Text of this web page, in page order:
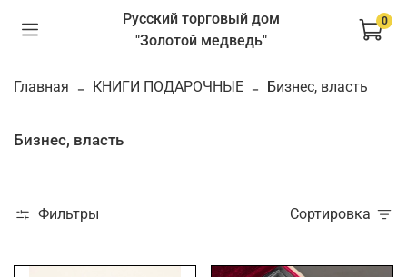
Русский торговый дом
"Золотой медведь"
0
Главная КНИГИ ПОДАРОЧНЫЕ Бизнес, власть
Бизнес, власть
Фильтры Сортировка